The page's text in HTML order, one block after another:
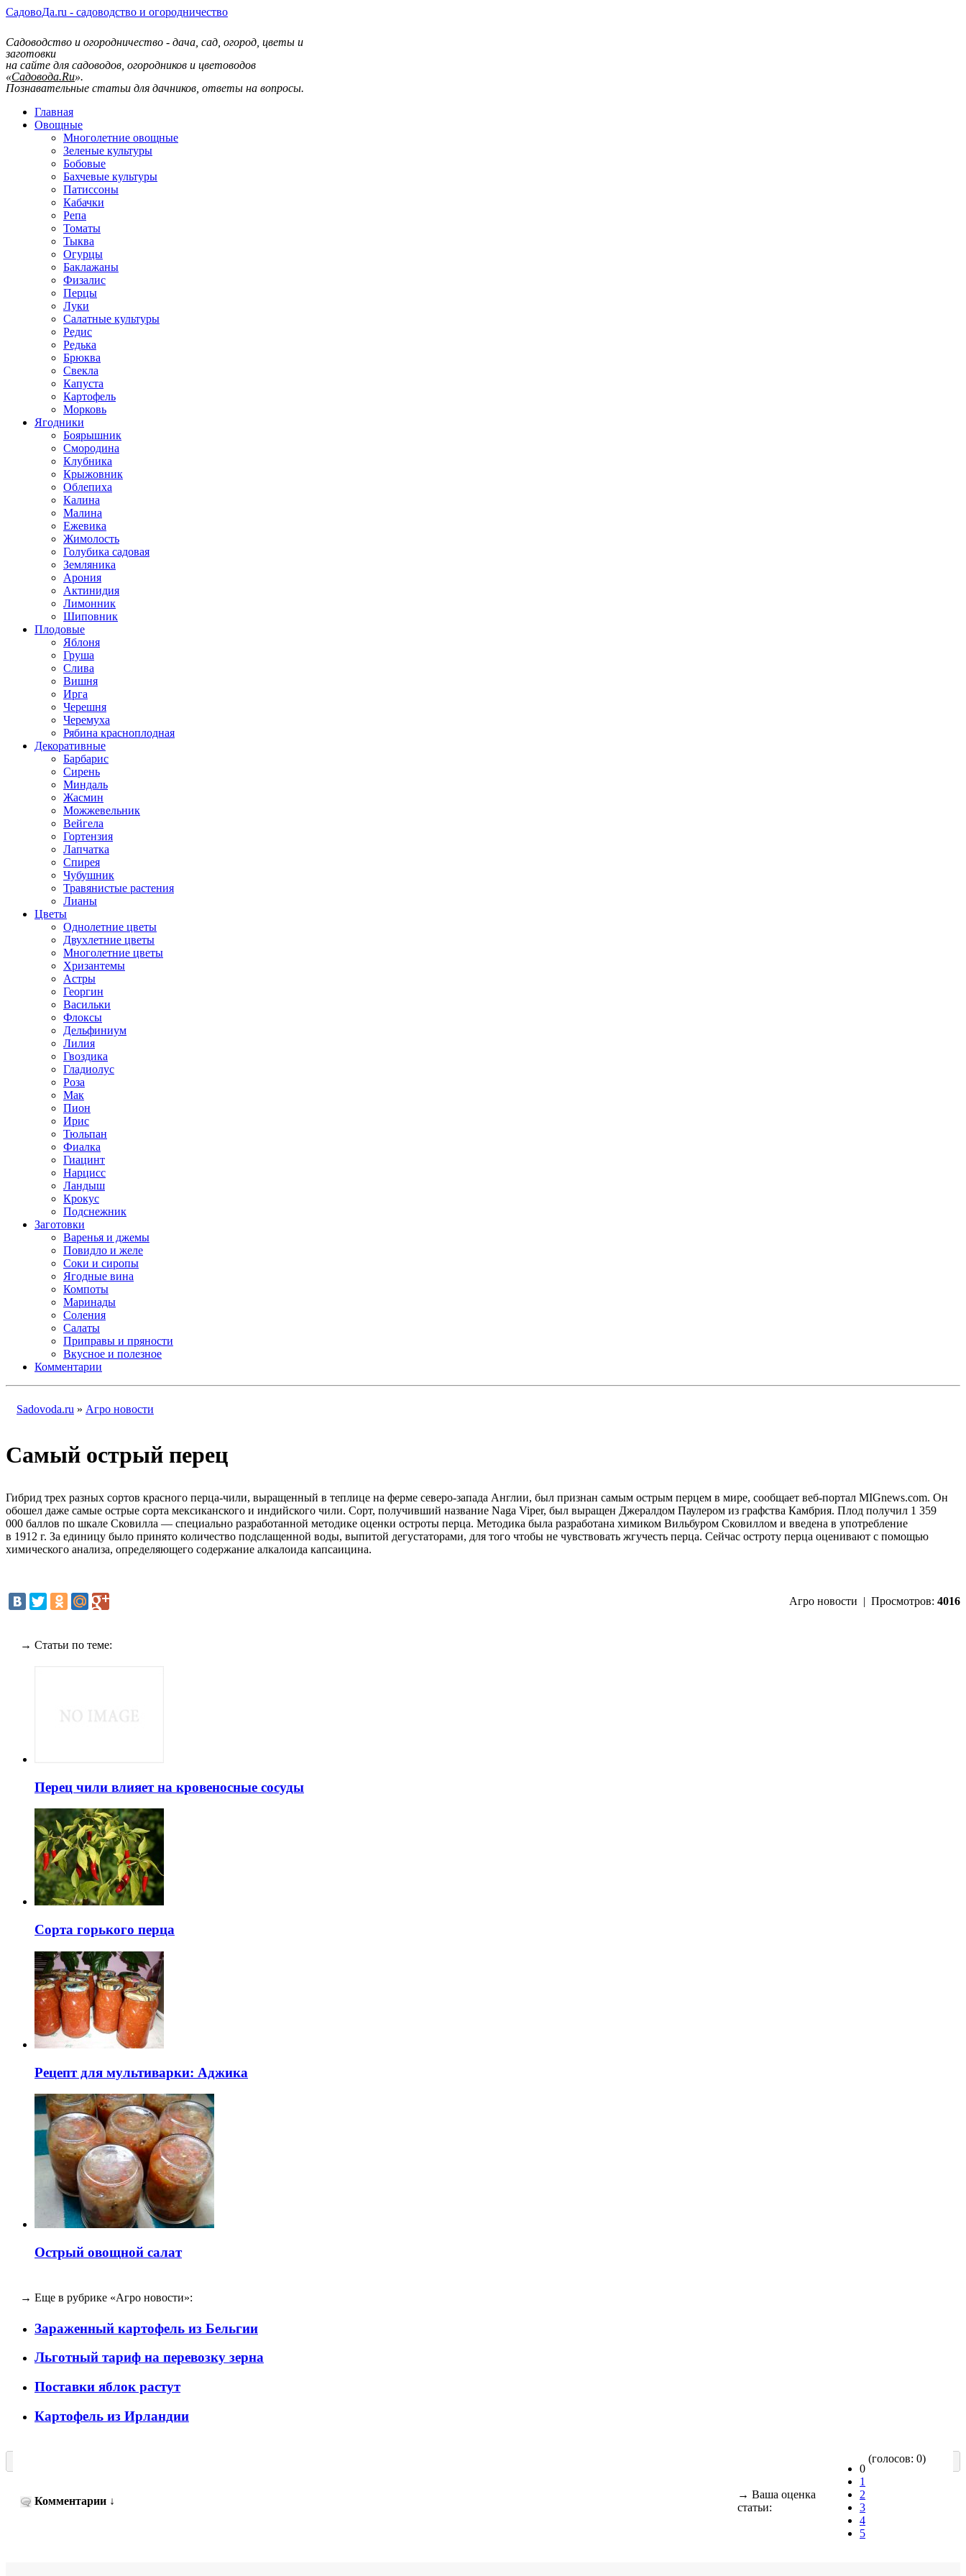
СадовоДа.ru - садоводство и огородничество
Садоводство и огородничество - дача, сад, огород, цветы и
заготовки
на сайте для садоводов, огородников и цветоводов
«Садовода.Ru».
Познавательные статьи для дачников, ответы на вопросы.
Главная
Овощные
Многолетние овощные
Зеленые культуры
Бобовые
Бахчевые культуры
Патиссоны
Кабачки
Репа
Томаты
Тыква
Огурцы
Баклажаны
Физалис
Перцы
Луки
Салатные культуры
Редис
Редька
Брюква
Свекла
Капуста
Картофель
Морковь
Ягодники
Боярышник
Смородина
Клубника
Крыжовник
Облепиха
Калина
Малина
Ежевика
Жимолость
Голубика садовая
Земляника
Арония
Актинидия
Лимонник
Шиповник
Плодовые
Яблоня
Груша
Слива
Вишня
Ирга
Черешня
Черемуха
Рябина красноплодная
Декоративные
Барбарис
Сирень
Миндаль
Жасмин
Можжевельник
Вейгела
Гортензия
Лапчатка
Спирея
Чубушник
Травянистые растения
Лианы
Цветы
Однолетние цветы
Двухлетние цветы
Многолетние цветы
Хризантемы
Астры
Георгин
Васильки
Флоксы
Дельфиниум
Лилия
Гвоздика
Гладиолус
Роза
Мак
Пион
Ирис
Тюльпан
Фиалка
Гиацинт
Нарцисс
Ландыш
Крокус
Подснежник
Заготовки
Варенья и джемы
Повидло и желе
Соки и сиропы
Ягодные вина
Компоты
Маринады
Соления
Салаты
Приправы и пряности
Вкусное и полезное
Комментарии
Sadovoda.ru » Агро новости
Самый острый перец
Гибрид трех разных сортов красного перца-чили, выращенный в теплице на ферме северо-запада Англии, был признан самым острым перцем в мире, сообщает веб-портал MIGnews.com. Он
обошел даже самые острые сорта мексиканского и индийского чили. Сорт, получивший название Naga Viper, был выращен Джералдом Паулером из графства Камбрия. Плод получил 1 359
000 баллов по шкале Сковилла — специально разработанной методике оценки остроты перца. Методика была разработана химиком Вильбуром Сковиллом и введена в употребление
в 1912 г. За единицу было принято количество подслащенной воды, выпитой дегустаторами, для того чтобы не чувствовать жгучесть перца. Сейчас остроту перца оценивают с помощью
химического анализа, определяющего содержание алкалоида капсаицина.
Агро новости | Просмотров: 4016
→ Статьи по теме:
Перец чили влияет на кровеносные сосуды
Сорта горького перца
Рецепт для мультиварки: Аджика
Острый овощной салат
→ Еще в рубрике «Агро новости»:
Зараженный картофель из Бельгии
Льготный тариф на перевозку зерна
Поставки яблок растут
Картофель из Ирландии
Комментарии ↓
→ Ваша оценка
статьи:
0
1
2
3
4
5
(голосов: 0)